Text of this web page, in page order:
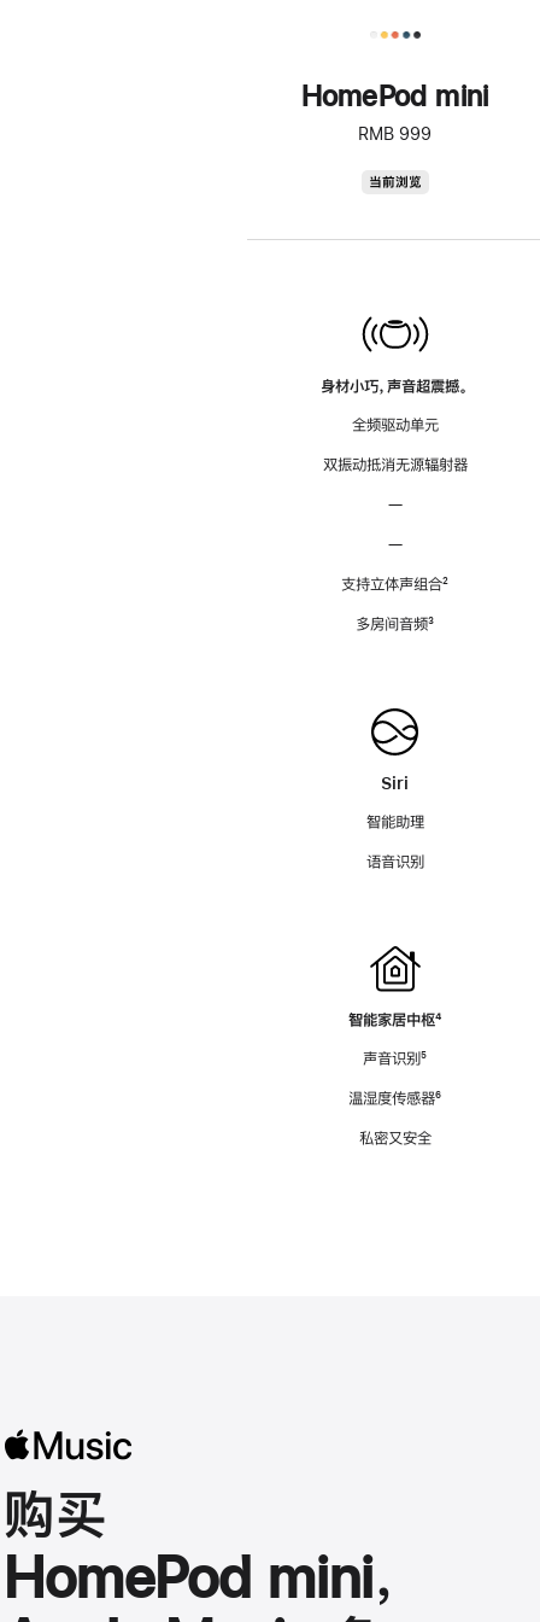
HomePod mini
RMB 999
当前浏览
身材小巧，声音超震撼。
全频驱动单元
双振动抵消无源辐射器
—
—
支持立体声组合脚
²
多房间音频脚
³
Siri
智能助理
语音识别
智能家居中枢脚
⁴
声音识别脚
⁵
温湿度传感器脚
⁶
私密又安全
购买
HomePod mini，